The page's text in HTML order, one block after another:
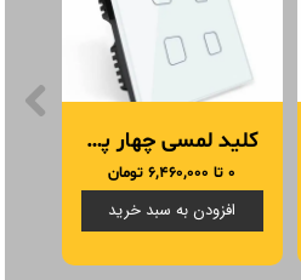
کلید لمسی چهار پل هوشمند تویا
۰ تا ۶,۴۶۰,۰۰۰ تومان
افزودن به سبد خرید